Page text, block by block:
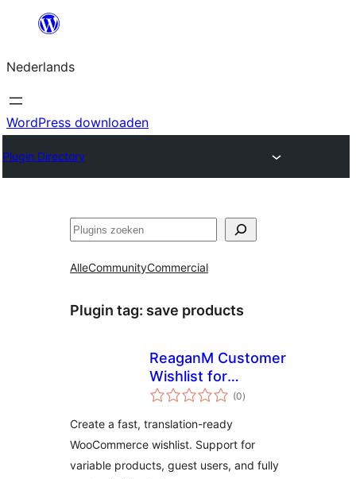
de
inhoud
Nederlands
WordPress downloaden
Plugin Directory
Zoeken
AlleCommunityCommercial
Plugin tag: save products
ReaganM Customer
Wishlist for
WooCommerce
(0totaal
waarderingen
)
Create a fast, translation-ready
WooCommerce wishlist. Support for
variable products, guest users, and fully